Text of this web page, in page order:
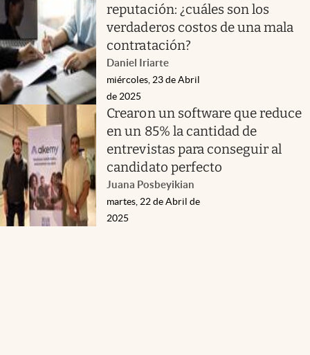
reputación: ¿cuáles son los
verdaderos costos de una mala
contratación?
Daniel Iriarte
miércoles, 23 de Abril
de 2025
Crearon un software que reduce
en un 85% la cantidad de
entrevistas para conseguir al
candidato perfecto
Juana Posbeyikian
martes, 22 de Abril de
2025